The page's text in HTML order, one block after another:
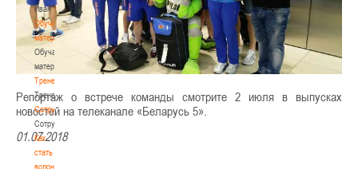
Иван
Обучающие
материалы
Обучающие
материалы
Тренерам
Тренерам
Сотрудничество
Сотрудничество
Как
стать
волонтером
Репортаж о встрече команды смотрите 2 июля в выпусках
новостей на телеканале «Беларусь 5».
01.07.2018